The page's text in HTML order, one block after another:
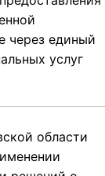
через единый
услуг
области